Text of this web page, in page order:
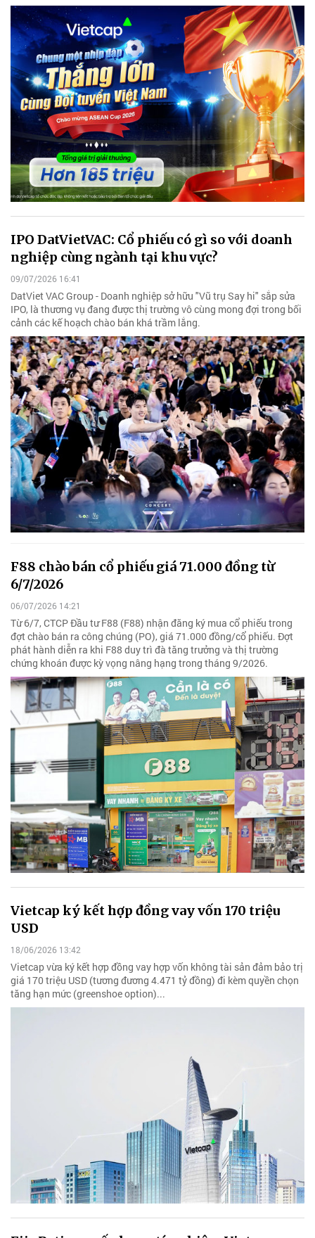
IPO DatVietVAC: Cổ phiếu có gì so với doanh
nghiệp cùng ngành tại khu vực?
09/07/2026 16:41
DatViet VAC Group - Doanh nghiệp sở hữu "Vũ trụ Say hi" sắp sửa
IPO, là thương vụ đang được thị trường vô cùng mong đợi trong bối
cảnh các kế hoạch chào bán khá trầm lắng.
F88 chào bán cổ phiếu giá 71.000 đồng từ
6/7/2026
06/07/2026 14:21
Từ 6/7, CTCP Đầu tư F88 (F88) nhận đăng ký mua cổ phiếu trong
đợt chào bán ra công chúng (PO), giá 71.000 đồng/cổ phiếu. Đợt
phát hành diễn ra khi F88 duy trì đà tăng trưởng và thị trường
chứng khoán được kỳ vọng nâng hạng trong tháng 9/2026.
Vietcap ký kết hợp đồng vay vốn 170 triệu
USD
18/06/2026 13:42
Vietcap vừa ký kết hợp đồng vay hợp vốn không tài sản đảm bảo trị
giá 170 triệu USD (tương đương 4.471 tỷ đồng) đi kèm quyền chọn
tăng hạn mức (greenshoe option)...